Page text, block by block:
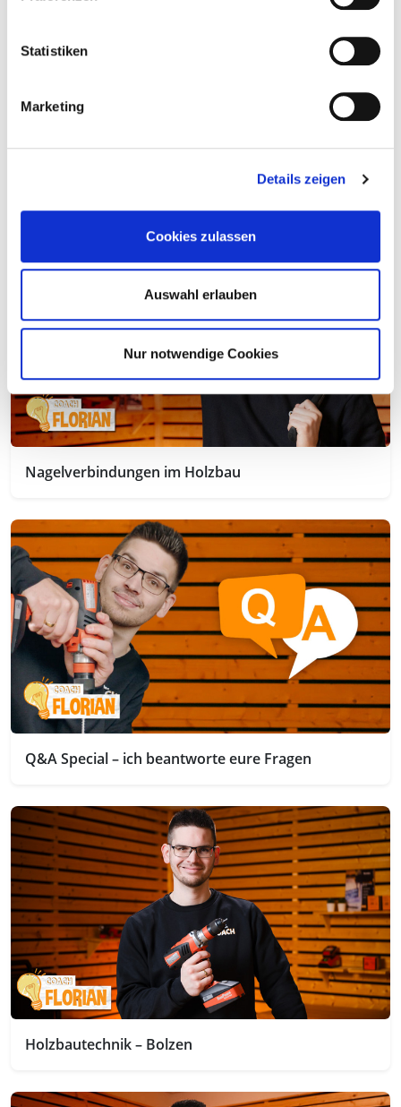
Statistiken
Marketing
Details zeigen
Cookies zulassen
Auswahl erlauben
Nur notwendige Cookies
Unsere Schrauben – Richtig Verschrauben
Nagelverbindungen im Holzbau
Q&A Special – ich beantworte eure Fragen
Holzbautechnik – Bolzen